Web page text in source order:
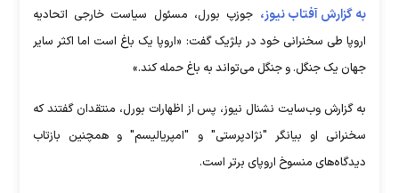
به گزارش آفتاب نیوز، جوزپ بورل، مسئول سیاست‌ خارجی اتحادیه
اروپا طی سخنرانی خود در بلژیک گفت: «اروپا یک باغ است اما اکثر سایر
جهان یک جنگل. و جنگل می‌تواند به باغ حمله کند.»
به گزارش وب‌سایت نشنال نیوز، پس از اظهارات بورل، منتقدان گفتند که
سخنرانی او بیانگر "نژادپرستی" و "امپریالیسم" و همچنین بازتاب
دیدگاه‌های منسوخ اروپای برتر است.